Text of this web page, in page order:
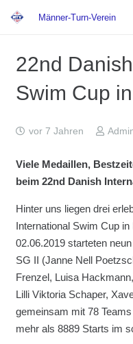
Männer-Turn-Verein
22nd
Swim Cup
vor 7 Jahren
Viele Medaillen,
beim 22nd Danish
Hinter uns liegen drei
International Swim Cup
02.06.2019 starteten
SG II (Janne Nell
Frenzel, Luisa
Lilli Viktoria Schaper,
gemeinsam mit 78
mehr als 8889 Starts im